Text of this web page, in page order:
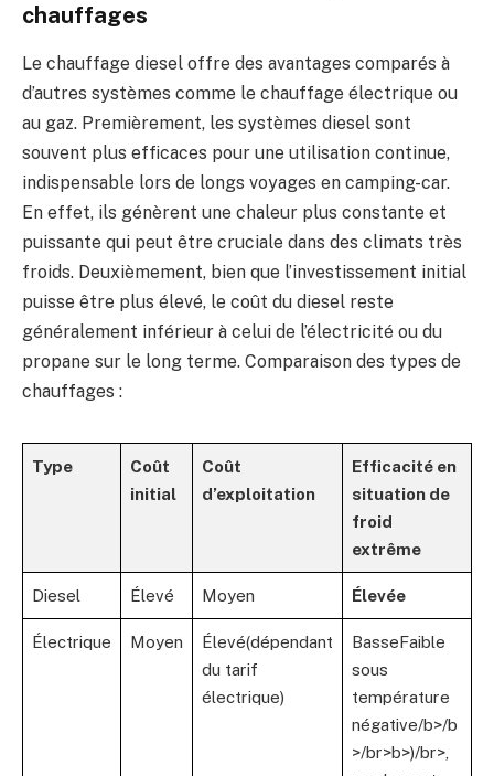
chauffages
Le chauffage diesel offre des avantages comparés à
d’autres systèmes comme le chauffage électrique ou
au gaz. Premièrement, les systèmes diesel sont
souvent plus efficaces pour une utilisation continue,
indispensable lors de longs voyages en camping-car.
En effet, ils génèrent une chaleur plus constante et
puissante qui peut être cruciale dans des climats très
froids. Deuxièmement, bien que l’investissement initial
puisse être plus élevé, le coût du diesel reste
généralement inférieur à celui de l’électricité ou du
propane sur le long terme. Comparaison des types de
chauffages :
Type
Coût
initial
Coût
d’exploitation
Efficacité en
situation de
froid
extrême
Diesel Élevé Moyen Élevée
Électrique Moyen
Élevé(dépendant
du tarif
électrique)
BasseFaible
sous
température
négative/b>/b
>/br>b>)/br>,